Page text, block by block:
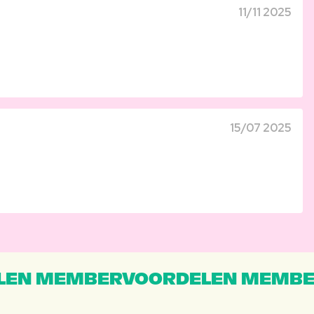
11/11 2025
15/07 2025
MEMBERVOORDELEN